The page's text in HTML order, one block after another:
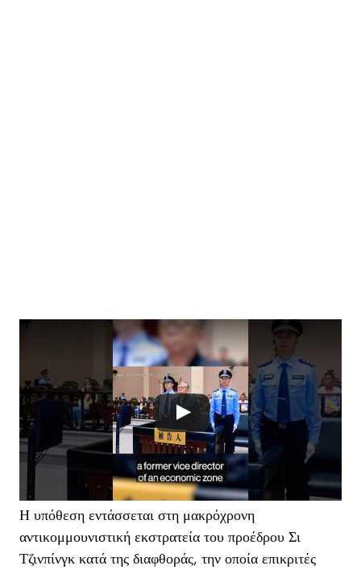
Η υπόθεση εντάσσεται στη μακρόχρονη
αντικομμουνιστική εκστρατεία του προέδρου Σι
Τζινπίνγκ κατά της διαφθοράς, την οποία επικριτές